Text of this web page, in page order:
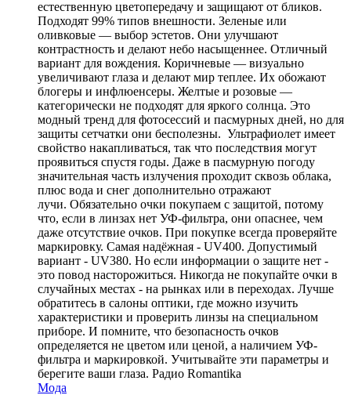
естественную цветопередачу и защищают от бликов.
Подходят 99% типов внешности. Зеленые или
оливковые — выбор эстетов. Они улучшают
контрастность и делают небо насыщеннее. Отличный
вариант для вождения. Коричневые — визуально
увеличивают глаза и делают мир теплее. Их обожают
блогеры и инфлюенсеры. Желтые и розовые —
категорически не подходят для яркого солнца. Это
модный тренд для фотосессий и пасмурных дней, но для
защиты сетчатки они бесполезны. Ультрафиолет имеет
свойство накапливаться, так что последствия могут
проявиться спустя годы. Даже в пасмурную погоду
значительная часть излучения проходит сквозь облака,
плюс вода и снег дополнительно отражают
лучи. Обязательно очки покупаем с защитой, потому
что, если в линзах нет УФ-фильтра, они опаснее, чем
даже отсутствие очков. При покупке всегда проверяйте
маркировку. Самая надёжная - UV400. Допустимый
вариант - UV380. Но если информации о защите нет -
это повод насторожиться. Никогда не покупайте очки в
случайных местах - на рынках или в переходах. Лучше
обратитесь в салоны оптики, где можно изучить
характеристики и проверить линзы на специальном
приборе. И помните, что безопасность очков
определяется не цветом или ценой, а наличием УФ-
фильтра и маркировкой. Учитывайте эти параметры и
берегите ваши глаза. Радио Romantika
Мода